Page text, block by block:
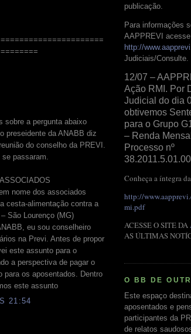
sobre a pergunta abaixo
preseidente da ANABB diz
do conselho da PREVI.
se passaram.
nome dos associados
cesta-alimentação contra a
São Lourenço (MG)
eu sou conselheiro
na Previ. Antes de propor
este assunto para o
a perspectiva de pagar o
para os aposentados. Dentro
este assunto
21:54
publicação.
Para informações
AAPPREVI
http://
Judiciais/Consulte.
12/07 –
Ação RMI. Por
Judicial do dia
obtivemos
para o Grupo
– Renda
Processo nº
Conheça a íntegra
http://
mi.pdf
ACESSE O SITE DA
AS ÚLTIMAS
O BB DE
Este espaço
aposentados e
participantes da
de relatos